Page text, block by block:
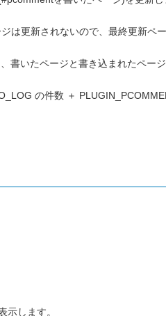
は更新されないので、最終更新ペ
書いたページと書き込まれたペー
の件数 ＋
示します。